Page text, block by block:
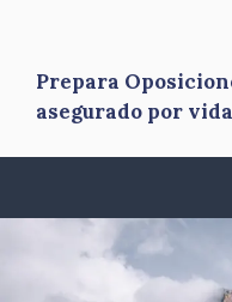
Prepara
asegurado por